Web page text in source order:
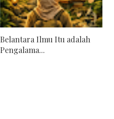
Belantara Ilmu Itu adalah
Pengalama...